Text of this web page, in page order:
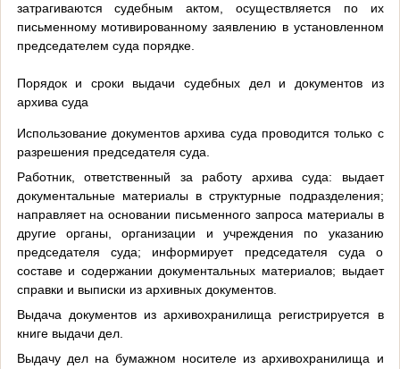
затрагиваются судебным актом, осуществляется по их
письменному мотивированному заявлению в установленном
председателем суда порядке.
Порядок и сроки выдачи судебных дел и документов из
архива суда
Использование документов архива суда проводится только с
разрешения председателя суда.
Работник, ответственный за работу архива суда: выдает
документальные материалы в структурные подразделения;
направляет на основании письменного запроса материалы в
другие органы, организации и учреждения по указанию
председателя суда; информирует председателя суда о
составе и содержании документальных материалов; выдает
справки и выписки из архивных документов.
Выдача документов из архивохранилища регистрируется в
книге выдачи дел.
Выдачу дел на бумажном носителе из архивохранилища и